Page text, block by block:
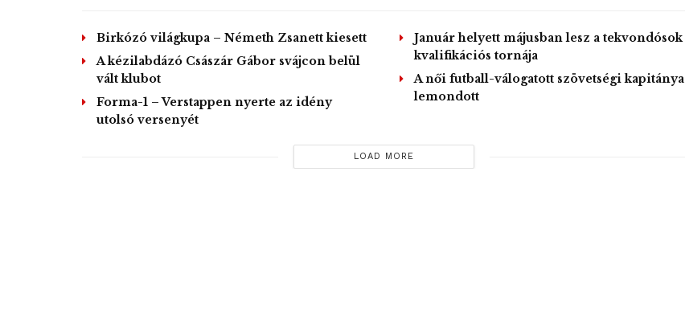
Birkózó világkupa – Németh Zsanett kiesett
A kézilabdázó Császár Gábor svájcon belül
vált klubot
Forma-1 – Verstappen nyerte az idény
utolsó versenyét
Január helyett májusban lesz a tekvondósok
kvalifikációs tornája
A női futball-válogatott szövetségi kapitánya
lemondott
LOAD MORE